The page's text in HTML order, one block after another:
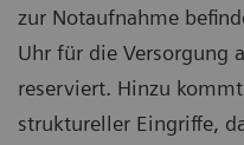
zur Notaufnahme
Uhr für die Versorgung
reserviert. Hinzu
struktureller Eingriffe,